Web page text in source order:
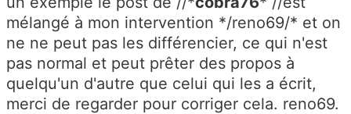
mélangé à mon intervention */reno69/* et on
ne ne peut pas les différencier, ce qui n'est
pas normal et peut prêter des propos à
quelqu'un d'autre que celui qui les a écrit,
merci de regarder pour corriger cela. reno69.